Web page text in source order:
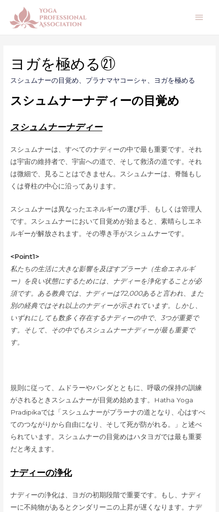
メ
ヨガを極める㉑
スシュムナーの目覚め、 プラナマヤコーシャ、 ヨガを極める
スシュムナーナディーの目覚め
スシュムナーナディー
スシュムナーは、すべてのナディーの中で最も重要です。それ
は宇宙の維持者で、宇宙への道で、そして救済の道です。それ
は微細で、見ることはできません。スシュムナーは、脊髄もし
くは脊柱の中心に沿ってあります。
スシュムナーは異なったエネルギーの運び手、もしくは管理人
です。スシュムナーにおいて目覚めが始まると、素晴らしエネ
ルギーが解放されます。その導き手がスシュムナーです。
<Point1>
私たちの生活に大きな影響を及ぼすプラーナ（生命エネルギ
ー）を良い状態にするためには、ナディーを浄化することが必
須です。ある教典では、ナディーは72,000あると言われ、また
別の経典ではそれ以上のナディーが示されています。しかし、
いずれにしても数多く存在するナディーの中で、3つが重要で
す。そして、その中でもスシュムナーナディーが最も重要で
す。
規則に従って、ムドラーやバンダとともに、呼吸の保持の訓練
がされるときスシュムナーが目覚め始めます。Hatha Yoga
Pradipikaでは「スシュムナーがプラーナの道となり、心はすべ
てのつながりから自由になり、そして死が防がれる。」と述べ
られています。スシュムナーの目覚めはハタヨガでは最も重要
だと考えます。
ナディーの浄化
ナディーの浄化は、ヨガの初期段階で重要です。もし、ナディ
ーに不純物があるとクンダリーニの上昇が遅くなります。ナデ